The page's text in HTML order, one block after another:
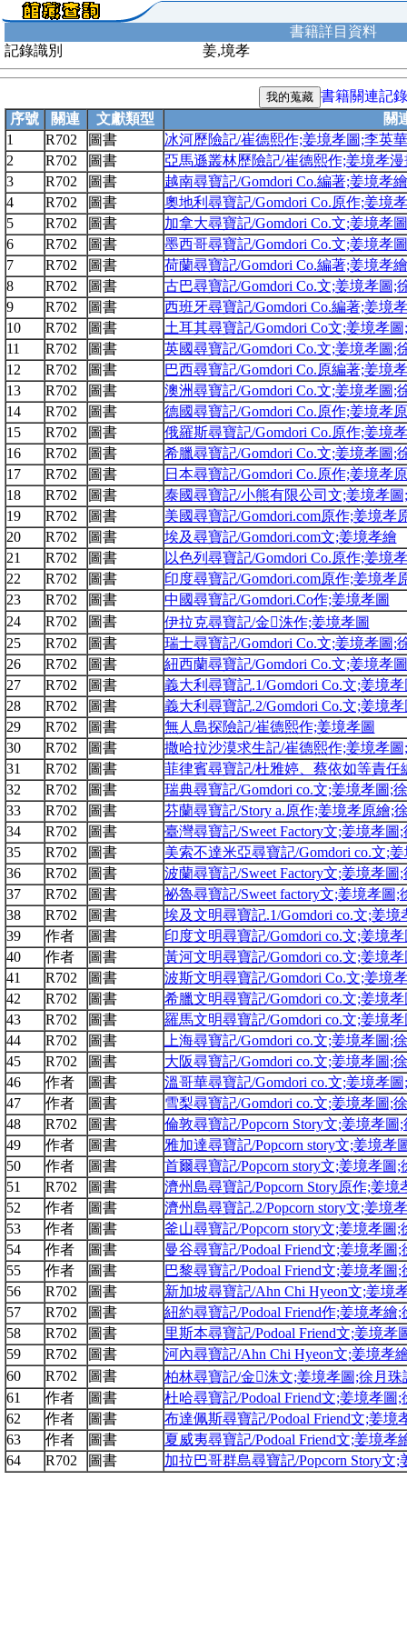
書籍詳目資料
記錄識別
姜,境孝
書籍關連記錄
序號
關連 文獻類型
關
1
R702 圖書
冰河歷險記/崔德熙作;姜境孝圖;李英
2
R702 圖書
亞馬遜叢林歷險記/崔德熙作;姜境孝
3
R702 圖書
越南尋寶記/Gomdori Co.編著;姜境孝
4
R702 圖書
奧地利尋寶記/Gomdori Co.原作;姜境
5
R702 圖書
加拿大尋寶記/Gomdori Co.文;姜境孝
6
R702 圖書
墨西哥尋寶記/Gomdori Co.文;姜境孝
7
R702 圖書
荷蘭尋寶記/Gomdori Co.編著;姜境孝
8
R702 圖書
古巴尋寶記/Gomdori Co.文;姜境孝圖;
9
R702 圖書
西班牙尋寶記/Gomdori Co.編著;姜境
10
R702 圖書
土耳其尋寶記/Gomdori Co文;姜境孝
11
R702 圖書
英國尋寶記/Gomdori Co.文;姜境孝圖;
12
R702 圖書
巴西尋寶記/Gomdori Co.原編著;姜境
13
R702 圖書
澳洲尋寶記/Gomdori Co.文;姜境孝圖;
14
R702 圖書
德國尋寶記/Gomdori Co.原作;姜境孝
15
R702 圖書
俄羅斯尋寶記/Gomdori Co.原作;姜境
16
R702 圖書
希臘尋寶記/Gomdori Co.文;姜境孝圖;
17
R702 圖書
日本尋寶記/Gomdori Co.原作;姜境孝
18
R702 圖書
泰國尋寶記/小熊有限公司文;姜境孝
19
R702 圖書
美國尋寶記/Gomdori.com原作;姜境孝
20
R702 圖書
埃及尋寶記/Gomdori.com文;姜境孝繪
21
R702 圖書
以色列尋寶記/Gomdori Co.原作;姜境
22
R702 圖書
印度尋寶記/Gomdori.com原作;姜境孝
23
R702 圖書
中國尋寶記/Gomdori.Co作;姜境孝圖
24
R702 圖書
伊拉克尋寶記/金洙作;姜境孝圖
25
R702 圖書
瑞士尋寶記/Gomdori Co.文;姜境孝圖;
26
R702 圖書
紐西蘭尋寶記/Gomdori Co.文;姜境孝
27
R702 圖書
義大利尋寶記.1/Gomdori Co.文;姜境
28
R702 圖書
義大利尋寶記.2/Gomdori Co.文;姜境
29
R702 圖書
無人島探險記/崔德熙作;姜境孝圖
30
R702 圖書
撒哈拉沙漠求生記/崔德熙作;姜境孝
31
R702 圖書
菲律賓尋寶記/杜雅婷、蔡依如等責任
32
R702 圖書
瑞典尋寶記/Gomdori co.文;姜境孝圖;
33
R702 圖書
芬蘭尋寶記/Story a.原作;姜境孝原繪;
34
R702 圖書
臺灣尋寶記/Sweet Factory文;姜境孝圖
35
R702 圖書
美索不達米亞尋寶記/Gomdori co.文;
36
R702 圖書
波蘭尋寶記/Sweet Factory文;姜境孝圖
37
R702 圖書
祕魯尋寶記/Sweet factory文;姜境孝圖;
38
R702 圖書
埃及文明尋寶記.1/Gomdori co.文;姜境
39
作者 圖書
印度文明尋寶記/Gomdori co.文;姜境
40
作者 圖書
黃河文明尋寶記/Gomdori co.文;姜境
41
R702 圖書
波斯文明尋寶記/Gomdori Co.文;姜境
42
R702 圖書
希臘文明尋寶記/Gomdori co.文;姜境
43
R702 圖書
羅馬文明尋寶記/Gomdori co.文;姜境
44
R702 圖書
上海尋寶記/Gomdori co.文;姜境孝圖;
45
R702 圖書
大阪尋寶記/Gomdori co.文;姜境孝圖;
46
作者 圖書
溫哥華尋寶記/Gomdori co.文;姜境孝
47
作者 圖書
雪梨尋寶記/Gomdori co.文;姜境孝圖;
48
R702 圖書
倫敦尋寶記/Popcorn Story文;姜境孝圖
49
作者 圖書
雅加達尋寶記/Popcorn story文;姜境孝
50
作者 圖書
首爾尋寶記/Popcorn story文;姜境孝圖;
51
R702 圖書
濟州島尋寶記/Popcorn Story原作;姜境
52
作者 圖書
濟州島尋寶記.2/Popcorn story文;姜境
53
作者 圖書
釜山尋寶記/Popcorn story文;姜境孝圖;
54
作者 圖書
曼谷尋寶記/Podoal Friend文;姜境孝圖;
55
作者 圖書
巴黎尋寶記/Podoal Friend文;姜境孝圖
56
R702 圖書
新加坡尋寶記/Ahn Chi Hyeon文;姜境
57
R702 圖書
紐約尋寶記/Podoal Friend作;姜境孝繪;
58
R702 圖書
里斯本尋寶記/Podoal Friend文;姜境孝
59
R702 圖書
河內尋寶記/Ahn Chi Hyeon文;姜境孝
60
R702 圖書
柏林尋寶記/金洙文;姜境孝圖;徐月珠
61
作者 圖書
杜哈尋寶記/Podoal Friend文;姜境孝圖;
62
作者 圖書
布達佩斯尋寶記/Podoal Friend文;姜境
63
作者 圖書
夏威夷尋寶記/Podoal Friend文;姜境孝
64
R702 圖書 加拉巴哥群島尋寶記/Popcorn Story文